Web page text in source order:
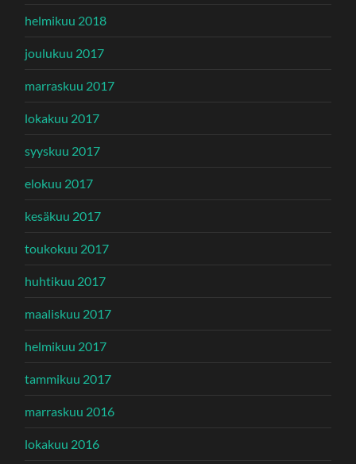
helmikuu 2018
joulukuu 2017
marraskuu 2017
lokakuu 2017
syyskuu 2017
elokuu 2017
kesäkuu 2017
toukokuu 2017
huhtikuu 2017
maaliskuu 2017
helmikuu 2017
tammikuu 2017
marraskuu 2016
lokakuu 2016